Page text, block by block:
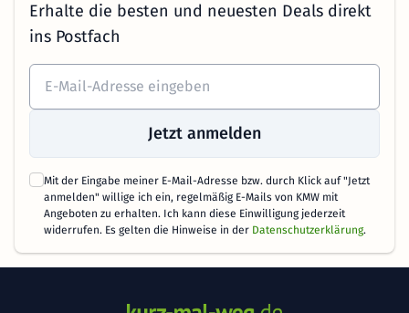
Erhalte die besten und neuesten Deals direkt
ins Postfach
Jetzt anmelden
Mit der Eingabe meiner E-Mail-Adresse bzw. durch Klick auf "Jetzt
anmelden" willige ich ein, regelmäßig E-Mails von KMW mit
Angeboten zu erhalten. Ich kann diese Einwilligung jederzeit
widerrufen. Es gelten die Hinweise in der Datenschutzerklärung.